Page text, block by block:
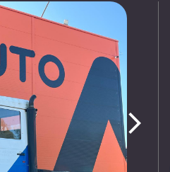
arrow_forward_ios